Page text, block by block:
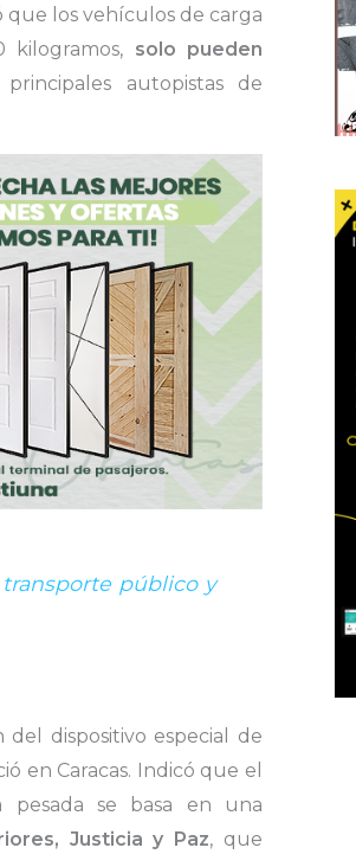
que los vehículos de carga
solo pueden
autopistas de
público y
dispositivo especial de
en Caracas. Indicó que el
pesada se basa en una
Justicia y Paz, que